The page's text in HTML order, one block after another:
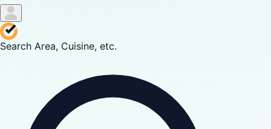
Search Area, Cuisine, etc.